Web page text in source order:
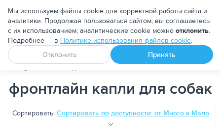
Москва
Апоквел Ветмедин От блох и клещей
PetDog Теги фронтлайн капли для собак
фронтлайн капли для собак
Сортировать: Сортировать по доступности: от Много к Мало
Мы используем файлы cookie для корректной работы сайта и
аналитики. Продолжая пользоваться сайтом, вы соглашаетесь
с их использованием; аналитические cookie можно отклонить.
Подробнее — в Политике использования файлов cookie.
Отклонить
Принять